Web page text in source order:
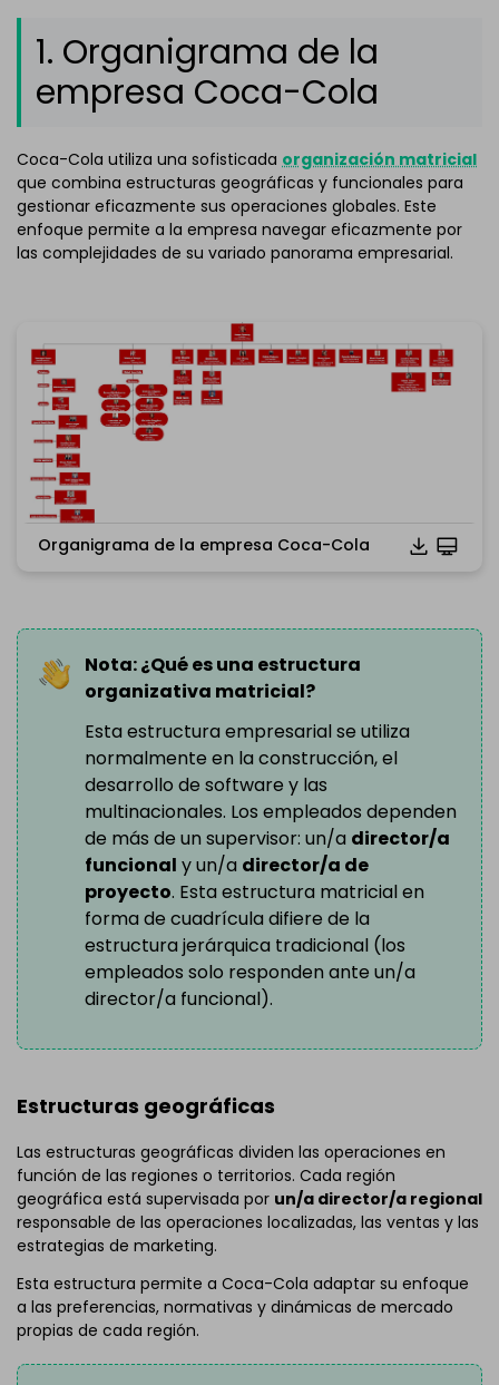
1. Organigrama de la
empresa Coca-Cola
Coca-Cola utiliza una sofisticada organización matricial
que combina estructuras geográficas y funcionales para
gestionar eficazmente sus operaciones globales. Este
enfoque permite a la empresa navegar eficazmente por
las complejidades de su variado panorama empresarial.
el siguiente enlace.
También puedes probarEdrawMind Online
el siguiente enlace.
Organigrama de la empresa Coca-Cola
Nota: ¿Qué es una estructura
organizativa matricial?
Esta estructura empresarial se utiliza
normalmente en la construcción, el
desarrollo de software y las
multinacionales. Los empleados dependen
de más de un supervisor: un/a director/a
funcional y un/a director/a de
proyecto. Esta estructura matricial en
forma de cuadrícula difiere de la
estructura jerárquica tradicional (los
empleados solo responden ante un/a
director/a funcional).
Estructuras geográficas
Las estructuras geográficas dividen las operaciones en
función de las regiones o territorios. Cada región
geográfica está supervisada por un/a director/a regional
responsable de las operaciones localizadas, las ventas y las
estrategias de marketing.
Esta estructura permite a Coca-Cola adaptar su enfoque
a las preferencias, normativas y dinámicas de mercado
propias de cada región.